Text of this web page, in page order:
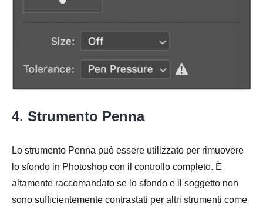
4. Strumento Penna
Lo strumento Penna può essere utilizzato per rimuovere
lo sfondo in Photoshop con il controllo completo. È
altamente raccomandato se lo sfondo e il soggetto non
sono sufficientemente contrastati per altri strumenti come